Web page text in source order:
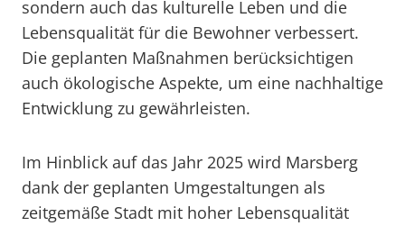
sondern auch das kulturelle Leben und die
Lebensqualität für die Bewohner verbessert.
Die geplanten Maßnahmen berücksichtigen
auch ökologische Aspekte, um eine nachhaltige
Entwicklung zu gewährleisten.
Im Hinblick auf das Jahr 2025 wird Marsberg
dank der geplanten Umgestaltungen als
zeitgemäße Stadt mit hoher Lebensqualität